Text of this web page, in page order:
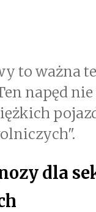
to ważna
napęd
dla